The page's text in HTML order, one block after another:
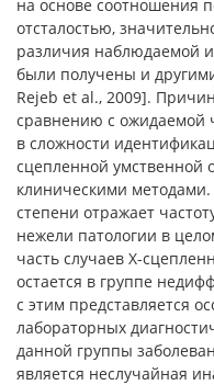
на основе соотношения
отсталостью,
различия наблюдаемой
были получены и
Rejeb et al., 2009].
сравнению с ожидаемой
в сложности
сцепленной умственной
клиническими
степени отражает
нежели патологии в
часть случаев Х-
остается в группе
с этим представляется
лабораторных
данной группы
является неслучайная